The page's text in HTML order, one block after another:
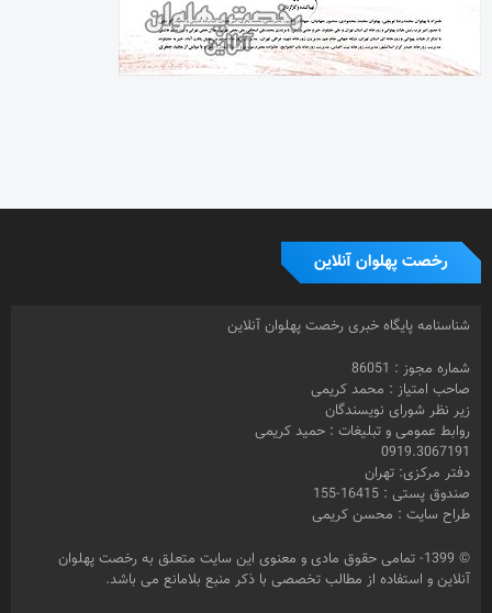
رخصت پهلوان آنلاین
شناسنامه پایگاه خبری رخصت پهلوان آنلاین
شماره مجوز : 86051
صاحب امتیاز : محمد کریمی
زیر نظر شورای نویسندگان
روابط عمومی و تبلیغات : حمید کریمی
0919.3067191
دفتر مرکزی: تهران
صندوق پستی : 16415-155
طراح سایت : محسن کریمی
© 1399- تمامی حقوق مادی و معنوی این سایت متعلق به رخصت پهلوان
آنلاین و استفاده از مطالب تخصصی با ذکر منبع بلامانع می باشد.